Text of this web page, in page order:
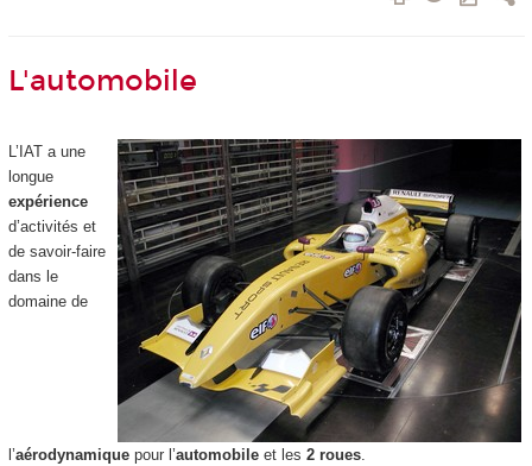
L'automobile
L’IAT a une
longue
expérience
d’activités et
de savoir-faire
dans le
domaine de
l’aérodynamiquepour l’automobileet les 2 roues.